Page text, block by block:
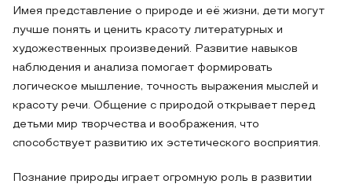
Имея представление о природе и её жизни, дети могут
лучше понять и ценить красоту литературных и
художественных произведений. Развитие навыков
наблюдения и анализа помогает формировать
логическое мышление, точность выражения мыслей и
красоту речи. Общение с природой открывает перед
детьми мир творчества и воображения, что
способствует развитию их эстетического восприятия.
Познание природы играет огромную роль в развитии